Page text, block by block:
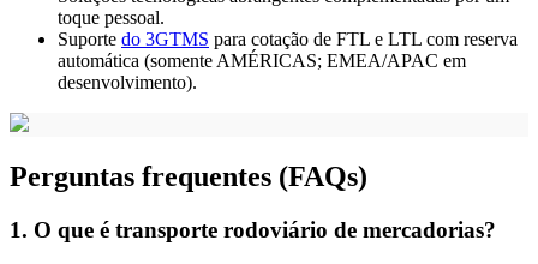
toque pessoal.
Suporte do 3GTMS para cotação de FTL e LTL com reserva
automática (somente AMÉRICAS; EMEA/APAC em
desenvolvimento).
Perguntas frequentes (FAQs)
1. O que é transporte rodoviário de mercadorias?